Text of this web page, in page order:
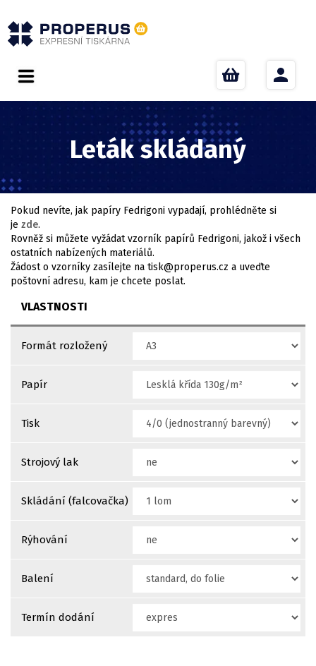
Leták skládaný
Pokud nevíte, jak papíry Fedrigoni vypadají, prohlédněte si
je zde.
Rovněž si můžete vyžádat vzorník papírů Fedrigoni, jakož i všech
ostatních nabízených materiálů.
Žádost o vzorníky zasílejte na tisk@properus.cz a uveďte
poštovní adresu, kam je chcete poslat.
VLASTNOSTI
Formát rozložený
Papír
Tisk
Strojový lak
Skládání (falcovačka)
Rýhování
Balení
Termín dodání